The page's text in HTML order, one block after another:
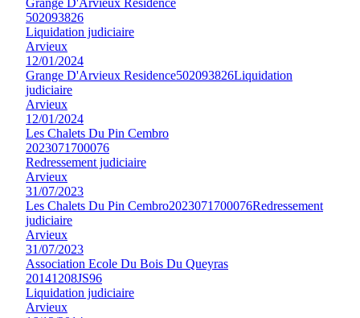
502093826
Liquidation judiciaire
Arvieux
12/01/2024
Grange D'Arvieux Residence502093826Liquidation
judiciaire
Arvieux
12/01/2024
Les Chalets Du Pin Cembro
2023071700076
Redressement judiciaire
Arvieux
31/07/2023
Les Chalets Du Pin Cembro2023071700076Redressement
judiciaire
Arvieux
31/07/2023
Association Ecole Du Bois Du Queyras
20141208JS96
Liquidation judiciaire
Arvieux